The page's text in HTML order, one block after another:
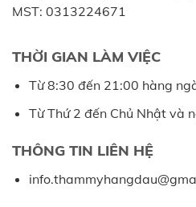
MST: 0313224671
THỜI GIAN LÀM VIỆC
Từ 8:30 đến 21:00 hàng
Từ Thứ 2 đến Chủ Nhật và
THÔNG TIN LIÊN HỆ